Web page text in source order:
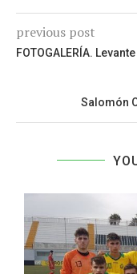
previous post
FOTOGALERÍA.
Salomón